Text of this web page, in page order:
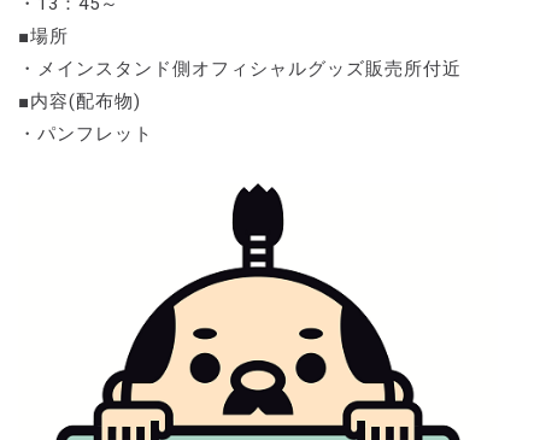
■場所
・メインスタンド側オフィシャルグッズ販売所付近
■内容(配布物)
・パンフレット